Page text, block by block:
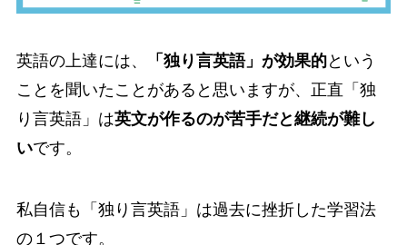
英語の上達には、 「独り言英語」が効果的という
ことを聞いたことがあると思いますが、正直「独
り言英語」は英文が作るのが苦手だと継続が難し
いです。
私自信も「独り言英語」は過去に挫折した学習法
の１つです。